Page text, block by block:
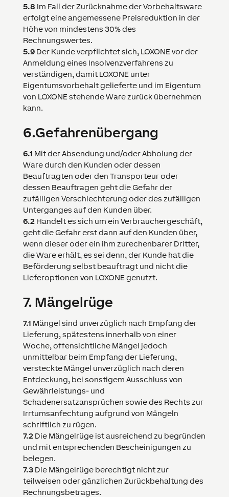
5.8 Im Fall der Zurücknahme der Vorbehaltsware
erfolgt eine angemessene Preisreduktion in der
Höhe von mindestens 30% des
Rechnungswertes.
5.9 Der Kunde verpflichtet sich, LOXONE vor der
Anmeldung eines Insolvenzverfahrens zu
verständigen, damit LOXONE unter
Eigentumsvorbehalt gelieferte und im Eigentum
von LOXONE stehende Ware zurück übernehmen
kann.
6.Gefahrenübergang
6.1 Mit der Absendung und/oder Abholung der
Ware durch den Kunden oder dessen
Beauftragten oder den Transporteur oder
dessen Beauftragen geht die Gefahr der
zufälligen Verschlechterung oder des zufälligen
Unterganges auf den Kunden über.
6.2Handelt es sich um ein Verbrauchergeschäft,
geht die Gefahr erst dann auf den Kunden über,
wenn dieser oder ein ihm zurechenbarer Dritter,
die Ware erhält, es sei denn, der Kunde hat die
Beförderung selbst beauftragt und nicht die
Lieferoptionen von LOXONE genutzt.
7. Mängelrüge
7.1 Mängel sind unverzüglich nach Empfang der
Lieferung, spätestens innerhalb von einer
Woche, offensichtliche Mängel jedoch
unmittelbar beim Empfang der Lieferung,
versteckte Mängel unverzüglich nach deren
Entdeckung, bei sonstigem Ausschluss von
Gewährleistungs- und
Schadenersatzansprüchen sowie des Rechts zur
Irrtumsanfechtung aufgrund von Mängeln
schriftlich zu rügen.
7.2 Die Mängelrüge ist ausreichend zu begründen
und mit entsprechenden Bescheinigungen zu
belegen.
7.3 Die Mängelrüge berechtigt nicht zur
teilweisen oder gänzlichen Zurückbehaltung des
Rechnungsbetrages.